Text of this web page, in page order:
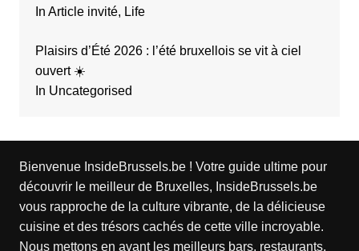
In Article invité, Life
Plaisirs d’Été 2026 : l’été bruxellois se vit à ciel
ouvert ☀️
In Uncategorised
Bienvenue InsideBrussels.be ! Votre guide ultime pour
découvrir le meilleur de Bruxelles, InsideBrussels.be
vous rapproche de la culture vibrante, de la délicieuse
cuisine et des trésors cachés de cette ville incroyable.
Nous mettons en avant les meilleurs bars, restaurants,